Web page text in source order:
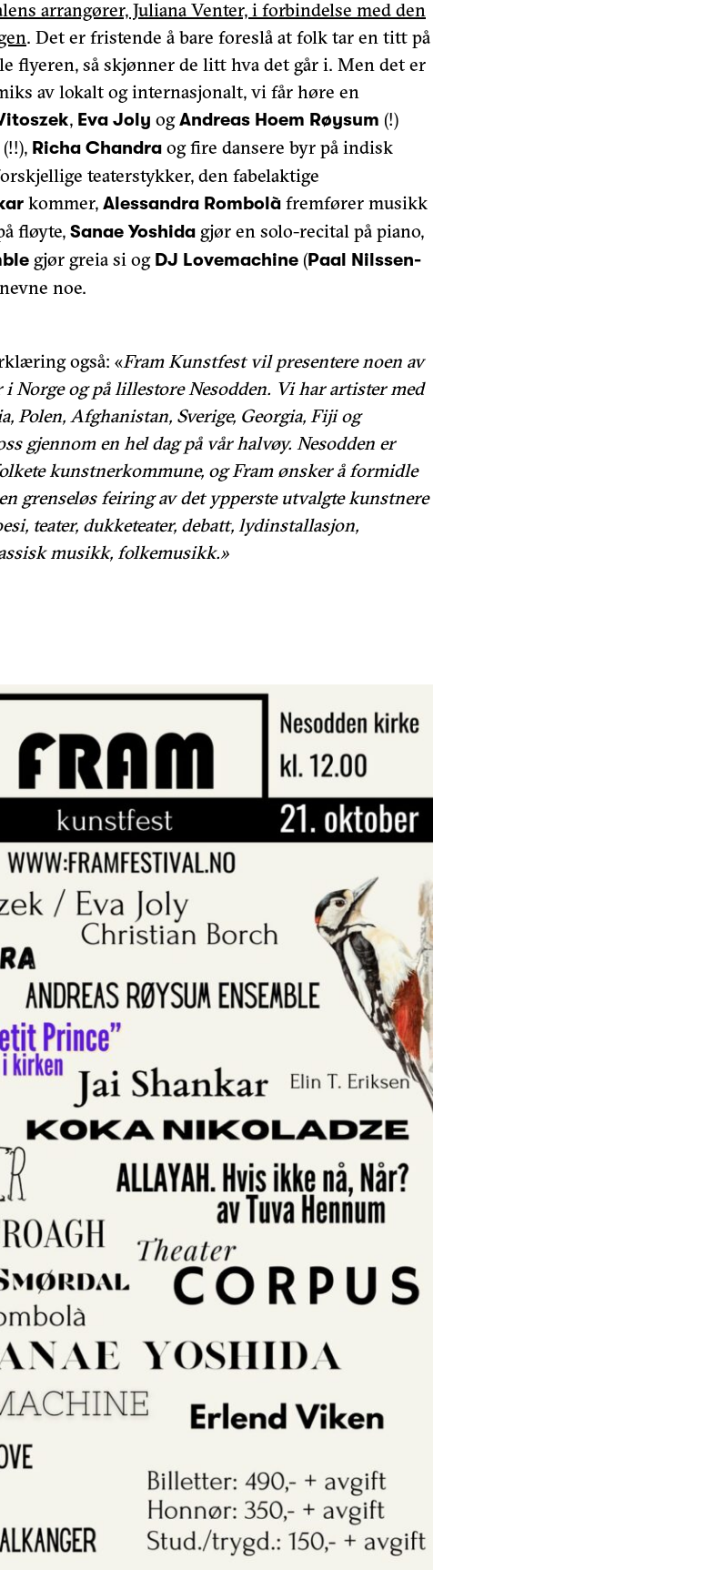
arrangører, Juliana Venter, i forbindelse med den
. Det er fristende å bare foreslå at folk tar en titt på
flyeren, så skjønner de litt hva det går i. Men det er
av lokalt og internasjonalt, vi får høre en
, Eva Joly ogAndreas Hoem Røysum (!)
(!!), Richa Chandra og fire dansere byr på indisk
teaterstykker, den fabelaktige
kommer, Alessandra Rombolà fremfører musikk
fløyte, Sanae Yoshida gjør en solo-recital på piano,
gjør greia si og DJ Lovemachine (Paal Nilssen-
noe.
også: «Fram Kunstfest vil presentere noen av
Norge og på lillestore Nesodden. Vi har artister med
Polen, Afghanistan, Sverige, Georgia, Fiji og
gjennom en hel dag på vår halvøy. Nesodden er
kunstnerkommune, og Fram ønsker å formidle
grenseløs feiring av det ypperste utvalgte kunstnere
teater, dukketeater, debatt, lydinstallasjon,
musikk, folkemusikk.»